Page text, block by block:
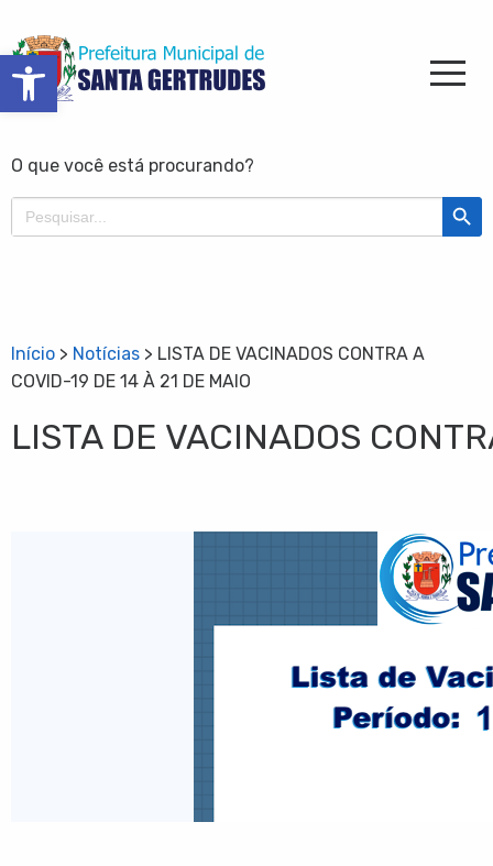
Barra de Ferramentas Aberta
O que você está procurando?
Search
for:
Search
Início > Notícias > LISTA DE VACINADOS CONTRA A
COVID-19 DE 14 À 21 DE MAIO
LISTA DE VACINADOS